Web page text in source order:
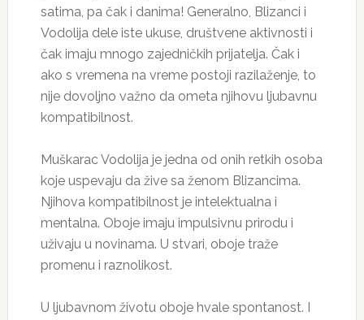
satima, pa čak i danima! Generalno, Blizanci i
Vodolija dele iste ukuse, društvene aktivnosti i
čak imaju mnogo zajedničkih prijatelja. Čak i
ako s vremena na vreme postoji razilaženje, to
nije dovoljno važno da ometa njihovu ljubavnu
kompatibilnost.
Muškarac Vodolija je jedna od onih retkih osoba
koje uspevaju da žive sa ženom Blizancima.
Njihova kompatibilnost je intelektualna i
mentalna. Oboje imaju impulsivnu prirodu i
uživaju u novinama. U stvari, oboje traže
promenu i raznolikost.
U ljubavnom životu oboje hvale spontanost. I